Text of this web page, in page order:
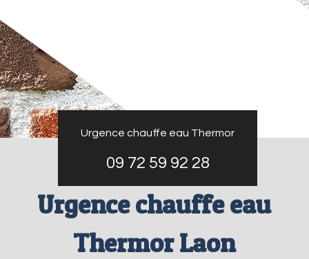
Urgence chauffe eau Thermor
09 72 59 92 28
Urgence chauffe eau
Thermor Laon